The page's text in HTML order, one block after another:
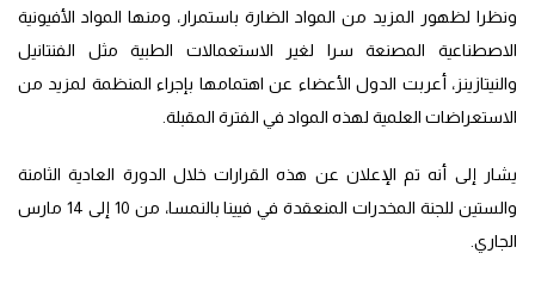
ونظرا لظهور المزيد من المواد الضارة باستمرار، ومنها المواد الأفيونية
الاصطناعية المصنعة سرا لغير الاستعمالات الطبية مثل الفنتانيل
والنيتازينز، أعربت الدول الأعضاء عن اهتمامها بإجراء المنظمة لمزيد من
الاستعراضات العلمية لهذه المواد في الفترة المقبلة.
يشار إلى أنه تم الإعلان عن هذه القرارات خلال الدورة العادية الثامنة
والستين للجنة المخدرات المنعقدة في فيينا بالنمسا، من 10 إلى 14 مارس
الجاري.